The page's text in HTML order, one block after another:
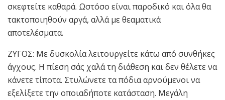
σκεφτείτε καθαρά. Ωστόσο είναι παροδικό και όλα θα
τακτοποιηθούν αργά, αλλά με θεαματικά
αποτελέσματα.
ΖΥΓΟΣ: Με δυσκολία λειτουργείτε κάτω από συνθήκες
άγχους. Η πίεση σάς χαλά τη διάθεση και δεν θέλετε να
κάνετε τίποτα. Στυλώνετε τα πόδια αρνούμενοι να
εξελίξετε την οποιαδήποτε κατάσταση. Μεγάλη